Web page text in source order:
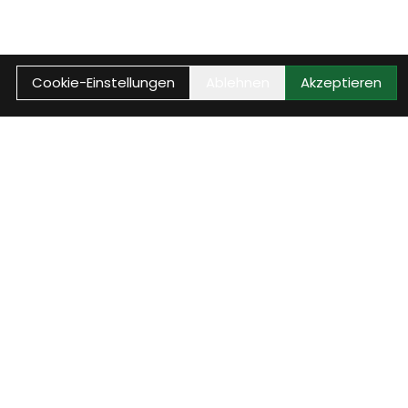
Cookie-Einstellungen Akzeptieren